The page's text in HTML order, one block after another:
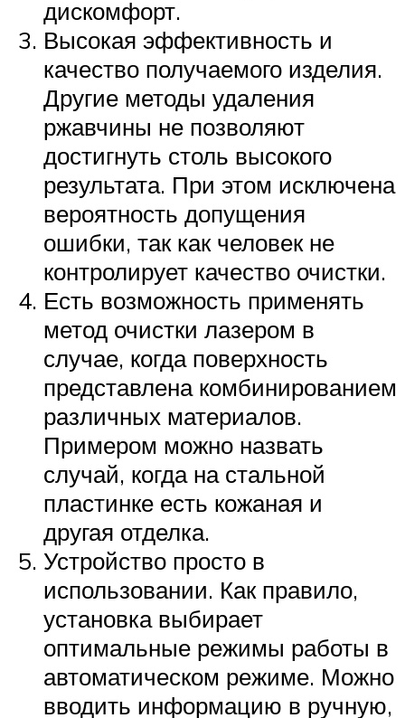
дискомфорт.
Высокая эффективность и
качество получаемого изделия.
Другие методы удаления
ржавчины не позволяют
достигнуть столь высокого
результата. При этом исключена
вероятность допущения
ошибки, так как человек не
контролирует качество очистки.
Есть возможность применять
метод очистки лазером в
случае, когда поверхность
представлена комбинированием
различных материалов.
Примером можно назвать
случай, когда на стальной
пластинке есть кожаная и
другая отделка.
Устройство просто в
использовании. Как правило,
установка выбирает
оптимальные режимы работы в
автоматическом режиме. Можно
вводить информацию в ручную,